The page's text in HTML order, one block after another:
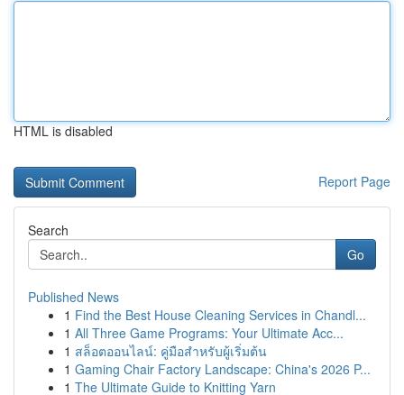
HTML is disabled
Report Page
Search
Go
Published News
1 Find the Best House Cleaning Services in Chandl...
1 All Three Game Programs: Your Ultimate Acc...
1 สล็อตออนไลน์: คู่มือสำหรับผู้เริ่มต้น
1 Gaming Chair Factory Landscape: China's 2026 P...
1 The Ultimate Guide to Knitting Yarn